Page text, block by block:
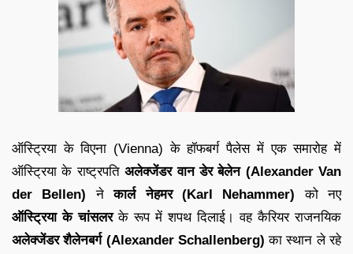
ऑस्ट्रिया के विएना (Vienna) के हॉफबर्ग पैलेस में एक समारोह में
ऑस्ट्रिया के राष्ट्रपतिअलेक्जेंडर वान डेर बेलेन (Alexander Van
der Bellen)नेकार्ल नेहमर (Karl Nehammer)को नए
ऑस्ट्रिया के चांसलरके रूप में शपथ दिलाई। वह कैरियर राजनयिक
अलेक्जेंडर शैलेनबर्ग (Alexander Schallenberg) का स्थान ले रहे